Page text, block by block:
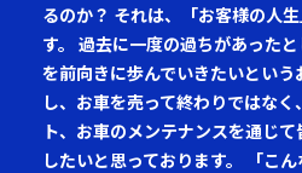
るのか？ それは、「お客様の人
す。 過去に一度の過ちがあった
を前向きに歩んでいきたいとい
し、お車を売って終わりではな
ト、お車のメンテナンスを通じ
したいと思っております。 「こ